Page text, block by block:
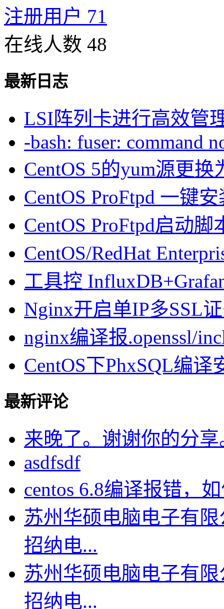
注册用户 71
在线人数 48
最新日志
LSI阵列卡进行高效管
-bash: fuser: command
CentOS 5的yum源更
CentOS ProFtpd 一键
CentOS ProFtpd启动脚
CentOS/RedHat
工具控
Nginx开启单IP多SSL
nginx编译报.openssl/
CentOS下PhxSQL编译
最新评论
来晚了。谢谢你的分享
asdfsdf
centos 6.8编译报错，
苏州华硕电脑电子有
招纳电...
苏州华硕电脑电子有
招纳电...